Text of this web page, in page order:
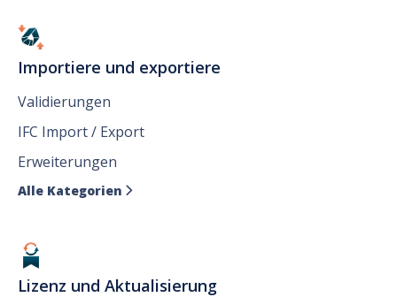
Importiere und exportiere
Validierungen
IFC Import / Export
Erweiterungen
Alle Kategorien 
Lizenz und Aktualisierung